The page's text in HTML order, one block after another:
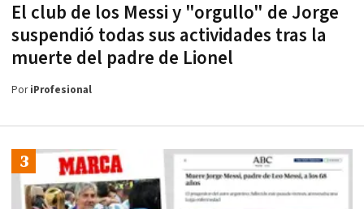
El club de los Messi y "orgullo" de Jorge
suspendió todas sus actividades tras la
muerte del padre de Lionel
PoriProfesional